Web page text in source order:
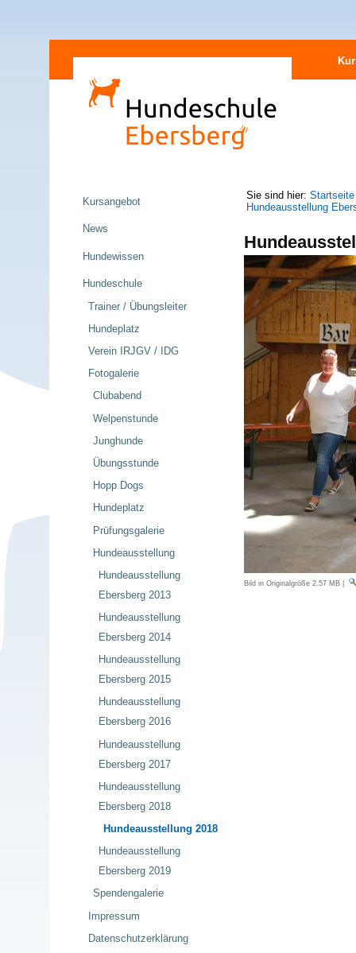
zum
Inhalt
Direkt
Navigation
Sie sind hier: Startseite
Hundeausstellung
Bild in Originalgröße 2.57 MB|
Kursangebot
News
Hundewissen
Hundeschule
Trainer / Übungsleiter
Hundeplatz
Verein IRJGV / IDG
Fotogalerie
Clubabend
Welpenstunde
Junghunde
Übungsstunde
Hopp Dogs
Hundeplatz
Prüfungsgalerie
Hundeausstellung
Hundeausstellung
Ebersberg 2013
Hundeausstellung
Ebersberg 2014
Hundeausstellung
Ebersberg 2015
Hundeausstellung
Ebersberg 2016
Hundeausstellung
Ebersberg 2017
Hundeausstellung
Ebersberg 2018
Hundeausstellung 2018
Hundeausstellung
Ebersberg 2019
Spendengalerie
Impressum
Datenschutzerklärung